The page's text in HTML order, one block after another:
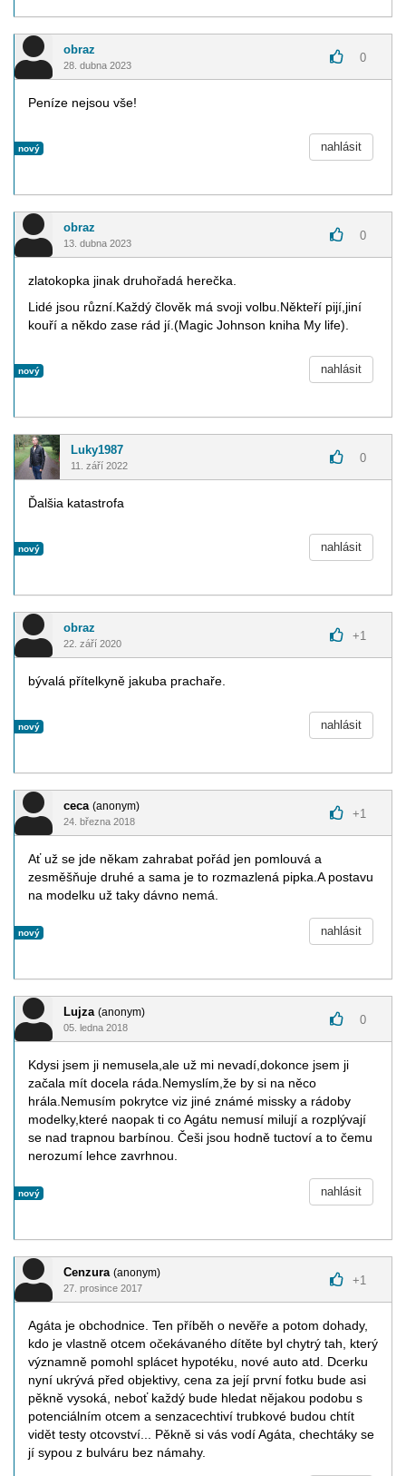
obraz
28. dubna 2023
0
Peníze nejsou vše!
nový nahlásit
obraz
13. dubna 2023
0
zlatokopka jinak druhořadá herečka.
Lidé jsou různí.Každý člověk má svoji volbu.Někteří pijí,jiní
kouří a někdo zase rád jí.(Magic Johnson kniha My life).
nový nahlásit
Luky1987
11. září 2022
0
Ďalšia katastrofa
nový nahlásit
obraz
22. září 2020
+1
bývalá přítelkyně jakuba prachaře.
nový nahlásit
ceca (anonym)
24. března 2018
+1
Ať už se jde někam zahrabat pořád jen pomlouvá a
zesměšňuje druhé a sama je to rozmazlená pipka.A postavu
na modelku už taky dávno nemá.
nový nahlásit
Lujza (anonym)
05. ledna 2018
0
Kdysi jsem ji nemusela,ale už mi nevadí,dokonce jsem ji
začala mít docela ráda.Nemyslím,že by si na něco
hrála.Nemusím pokrytce viz jiné známé missky a rádoby
modelky,které naopak ti co Agátu nemusí milují a rozplývají
se nad trapnou barbínou. Češi jsou hodně tuctoví a to čemu
nerozumí lehce zavrhnou.
nový nahlásit
Cenzura (anonym)
27. prosince 2017
+1
Agáta je obchodnice. Ten příběh o nevěře a potom dohady,
kdo je vlastně otcem očekávaného dítěte byl chytrý tah, který
významně pomohl splácet hypotéku, nové auto atd. Dcerku
nyní ukrývá před objektivy, cena za její první fotku bude asi
pěkně vysoká, neboť každý bude hledat nějakou podobu s
potenciálním otcem a senzacechtiví trubkové budou chtít
vidět testy otcovství... Pěkně si vás vodí Agáta, chechtáky se
jí sypou z bulváru bez námahy.